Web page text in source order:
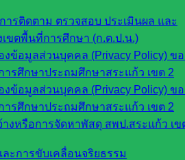
รติดตาม ตรวจสอบ ประเมินผล และ
ขตพื้นที่การศึกษา (ก.ต.ป.น.)
ข้อมูลส่วนบุคคล (Privacy Policy) ข
รศึกษาประถมศึกษาสระแก้ว เขต 2
ข้อมูลส่วนบุคคล (Privacy Policy) ข
รศึกษาประถมศึกษาสระแก้ว เขต 2
งหรือการจัดหาพัสดุ สพป.สระแก้ว เข
ะการขับเคลื่อนจริยธรรม